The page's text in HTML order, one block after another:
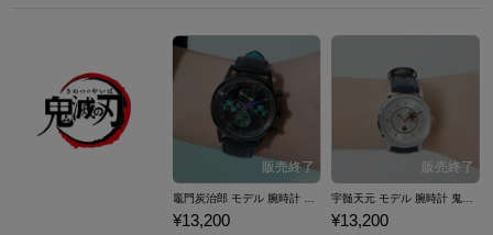
¥13,200 ¥13,200